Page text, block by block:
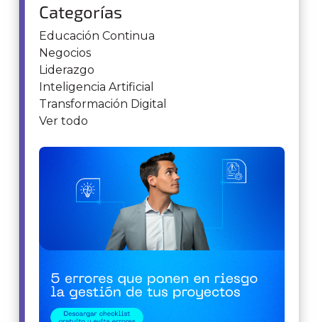
Categorías
Educación Continua
Negocios
Liderazgo
Inteligencia Artificial
Transformación Digital
Ver todo